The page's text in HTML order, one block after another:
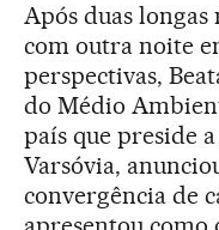
Após duas longas
com outra noite
perspectivas,
do Médio
país que preside
Varsóvia,
convergência de